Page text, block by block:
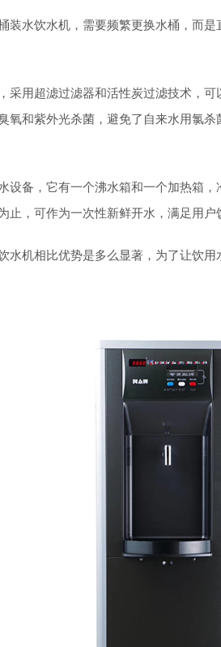
装水饮水机，需要频繁更换水桶，而
采用超滤过滤器和活性炭过滤技术，
氧和紫外光杀菌，避免了自来水用氯
设备，它有一个沸水箱和一个加热箱
，可作为一次性新鲜开水，满足用户
水机相比优势是多么显著，为了让饮